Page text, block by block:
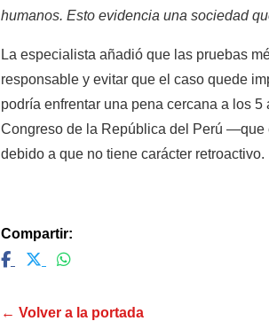
humanos. Esto evidencia una sociedad
La especialista añadió que las pruebas
responsable y evitar que el caso quede
podría enfrentar una pena cercana a los
Congreso de la República del Perú
debido a que no tiene carácter retroactivo.
Compartir:
← Volver a la portada